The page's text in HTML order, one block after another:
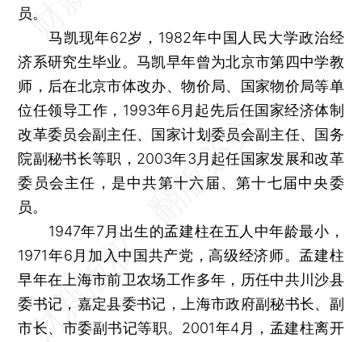
员。
马凯现年62岁，1982年中国人民大学政治经
济系研究生毕业。马凯早年曾为北京市第四中学教
师，后在北京市体改办、物价局、国家物价局等单
位任领导工作，1993年6月起先后任国家经济体制
改革委员会副主任、国家计划委员会副主任、国务
院副秘书长等职，2003年3月起任国家发展和改革
委员会主任，是中共第十六届、第十七届中央委
员。
1947年7月出生的孟建柱在五人中年龄最小，
1971年6月加入中国共产党，高级经济师。孟建柱
早年在上海市前卫农场工作多年，历任中共川沙县
委书记，嘉定县委书记，上海市政府副秘书长、副
市长、市委副书记等职。2001年4月，孟建柱离开